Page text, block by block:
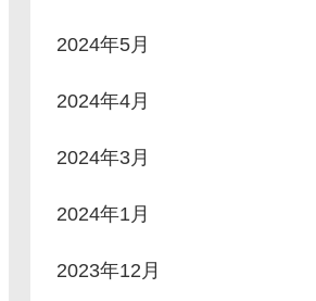
2024年5月
2024年4月
2024年3月
2024年1月
2023年12月